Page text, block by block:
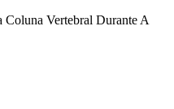
Coluna Vertebral Durante A